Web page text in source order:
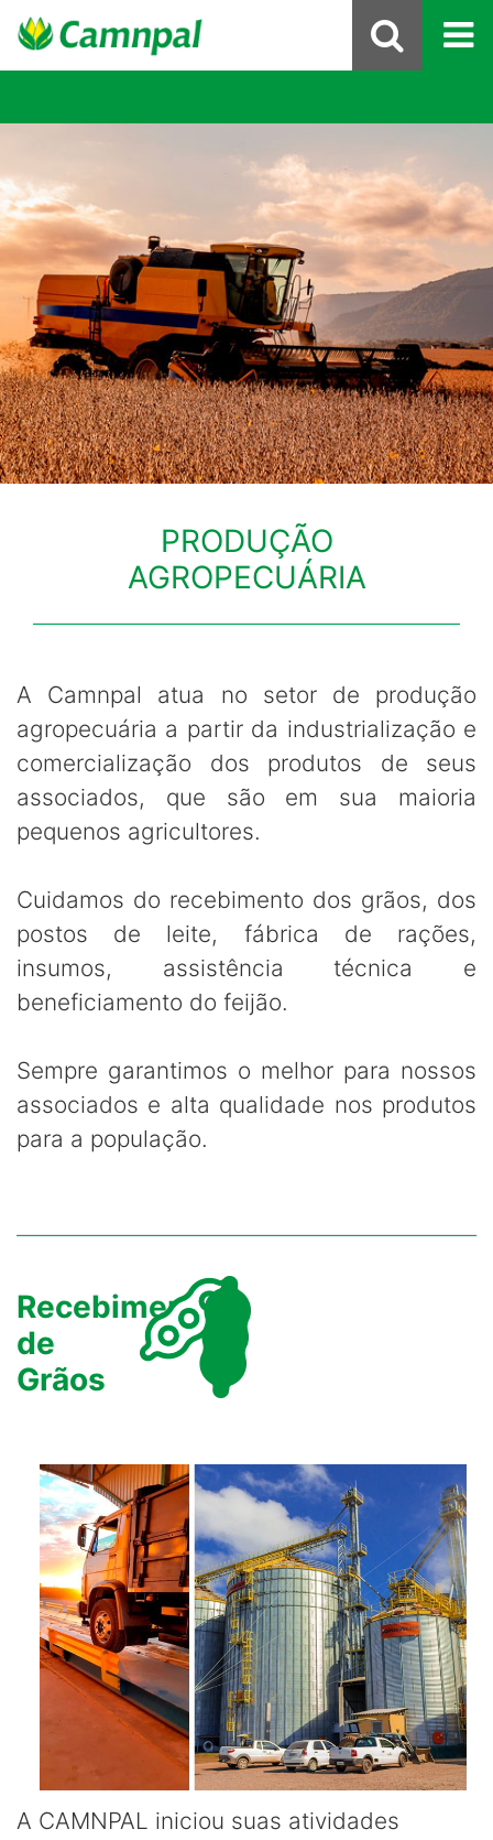
PRODUÇÃO
AGROPECUÁRIA
A Camnpal atua no setor de produção
agropecuária a partir da industrialização e
comercialização dos produtos de seus
associados, que são em sua maioria
pequenos agricultores.
Cuidamos do recebimento dos grãos, dos
postos de leite, fábrica de rações,
insumos, assistência técnica e
beneficiamento do feijão.
Sempre garantimos o melhor para nossos
associados e alta qualidade nos produtos
para a população.
Recebimento
de
Grãos
A CAMNPAL iniciou suas atividades